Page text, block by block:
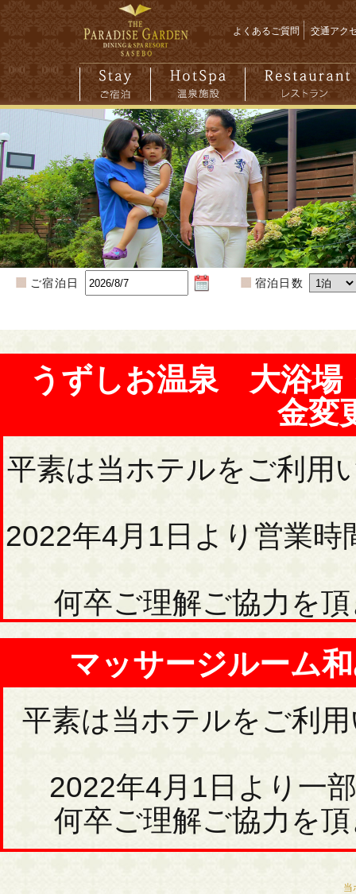
よくあるご質問 交通アク
ご宿泊日 宿泊日数
うずしお温泉 大浴場
金変
平素は当ホテルをご利用
2022年4月1日より営業
何卒ご理解ご協力を
マッサージルーム
平素は当ホテルをご利
2022年4月1日より一
何卒ご理解ご協力を
当